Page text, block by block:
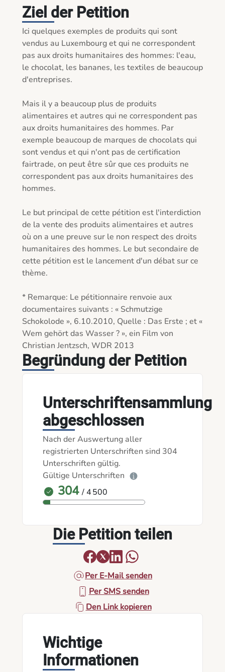
Ziel der Petition
Ici quelques exemples de produits qui sont
vendus au Luxembourg et qui ne correspondent
pas aux droits humanitaires des hommes: l'eau,
le chocolat, les bananes, les textiles de beaucoup
d'entreprises.
Mais il y a beaucoup plus de produits
alimentaires et autres qui ne correspondent pas
aux droits humanitaires des hommes. Par
exemple beaucoup de marques de chocolats qui
sont vendus et qui n'ont pas de certification
fairtrade, on peut être sûr que ces produits ne
correspondent pas aux droits humanitaires des
hommes.
Le but principal de cette pétition est l'interdiction
de la vente des produits alimentaires et autres
où on a une preuve sur le non respect des droits
humanitaires des hommes. Le but secondaire de
cette pétition est le lancement d'un débat sur ce
thème.
* Remarque: Le pétitionnaire renvoie aux
documentaires suivants : « Schmutzige
Schokolode », 6.10.2010, Quelle : Das Erste ; et «
Wem gehört das Wasser ? », ein Film von
Christian Jentzsch, WDR 2013
Begründung der Petition
Unterschriftensammlung
abgeschlossen
Nach der Auswertung aller
registrierten Unterschriften sind 304
Unterschriften gültig.
Gültige Unterschriften
304 / 4 500
Die Petition teilen
Per E-Mail senden
Per SMS senden
Den Link kopieren
Wichtige
Informationen